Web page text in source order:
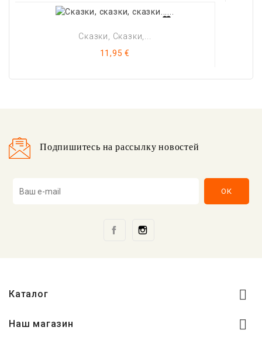
Сказки, Сказки,...
Цена
11,95 €
Подпишитесь на рассылку новостей
Facebook
Каталог 
Наш магазин 